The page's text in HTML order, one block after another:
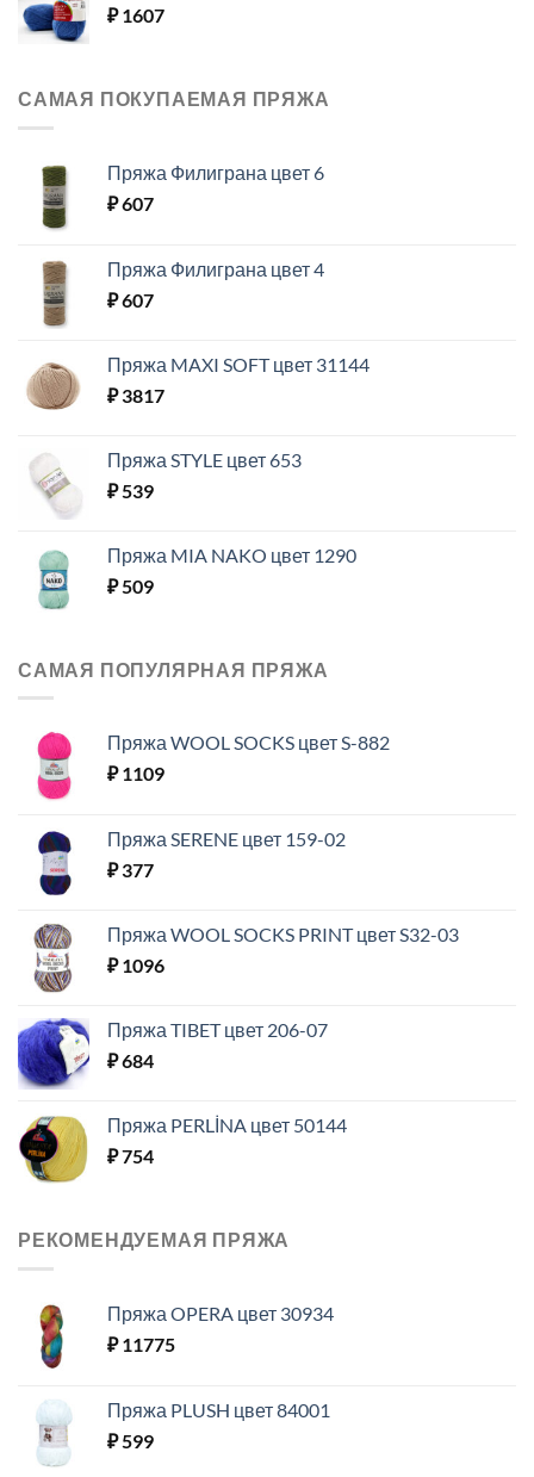
₽1607
САМАЯ ПОКУПАЕМАЯ ПРЯЖА
Пряжа Филиграна цвет 6
₽607
Пряжа Филиграна цвет 4
₽607
Пряжа MAXI SOFT цвет 31144
₽3817
Пряжа STYLE цвет 653
₽539
Пряжа MIA NAKO цвет 1290
₽509
САМАЯ ПОПУЛЯРНАЯ ПРЯЖА
Пряжа WOOL SOCKS цвет S-882
₽1109
Пряжа SERENE цвет 159-02
₽377
Пряжа WOOL SOCKS PRINT цвет S32-03
₽1096
Пряжа TIBET цвет 206-07
₽684
Пряжа PERLİNA цвет 50144
₽754
РЕКОМЕНДУЕМАЯ ПРЯЖА
Пряжа OPERA цвет 30934
₽11775
Пряжа PLUSH цвет 84001
₽599